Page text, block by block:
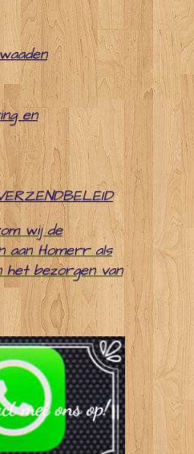
en
wij de
aan Homerr als
bezorgen van